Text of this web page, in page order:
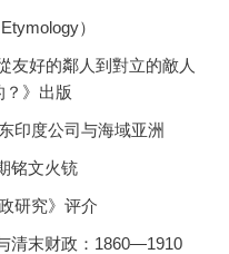
）
友好的鄰人到對立的敵人
》出版
印度公司与海域亚洲
铭文火铳
研究》评介
清末财政：1860—1910